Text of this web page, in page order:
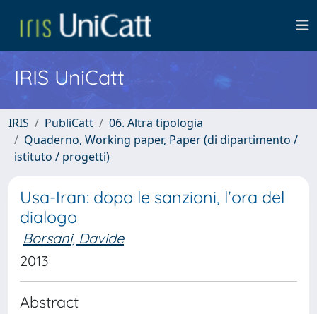
IRIS UniCatt
IRIS PubliCatt
06. Altra tipologia
Quaderno, Working paper, Paper (di dipartimento /
istituto / progetti)
Usa-Iran: dopo le sanzioni, l'ora del
dialogo
Borsani, Davide
2013
Abstract